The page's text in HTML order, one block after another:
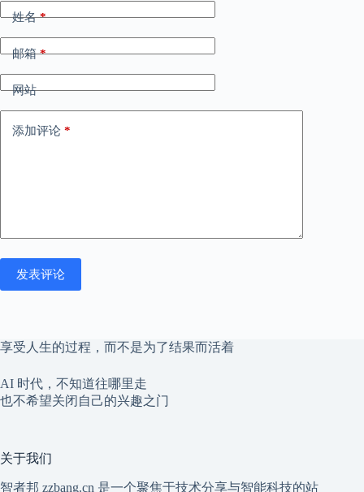
姓名*
邮箱*
网站
添加评论 *
发表评论
享受人生的过程，而不是为了结果而活着
AI 时代，不知道往哪里走
也不希望关闭自己的兴趣之门
关于我们
智者邦 zzbang.cn 是一个聚焦于技术分享与智能科技的站